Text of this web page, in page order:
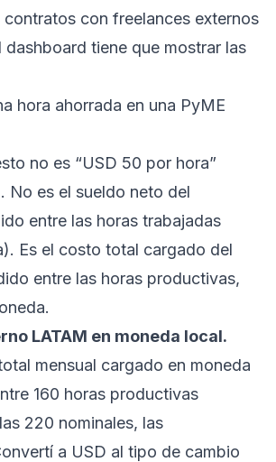
contratos con freelances externos
dashboard tiene que mostrar las
hora ahorrada en una PyME
no es “USD 50 por hora”
No es el sueldo neto del
entre las horas trabajadas
Es el costo total cargado del
entre las horas productivas,
LATAM en moneda local.
mensual cargado en moneda
160 horas productivas
220 nominales, las
a USD al tipo de cambio